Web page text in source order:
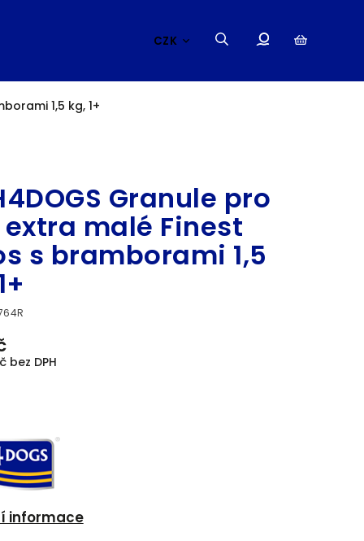
CZK
1,5 kg, 1+
Granule pro
malé Finest
s bramborami 1,5
bez DPH
informace